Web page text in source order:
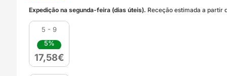
Expedição na segunda-feira (dias úteis). Receção estimada a partir
5 - 9
5%
17,58€